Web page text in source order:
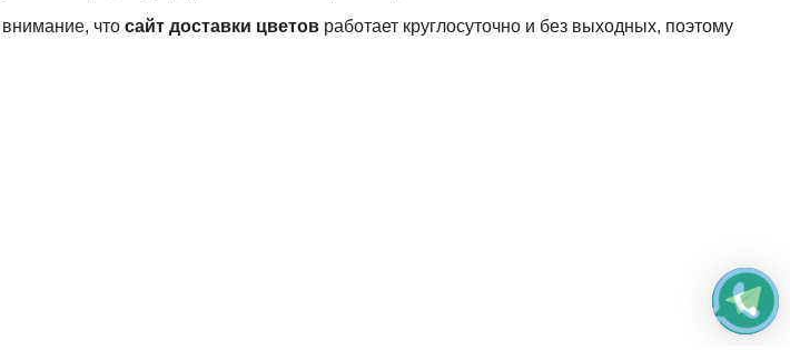
что сайт доставки цветов работает круглосуточно и без выходных, поэтому